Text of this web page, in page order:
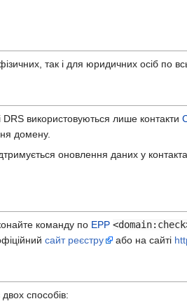
так і для юридичних осіб по
використовуються лише контакти
домену.
оновлення даних у
команду по EPP
сайт реєстру або на сайті
способів: